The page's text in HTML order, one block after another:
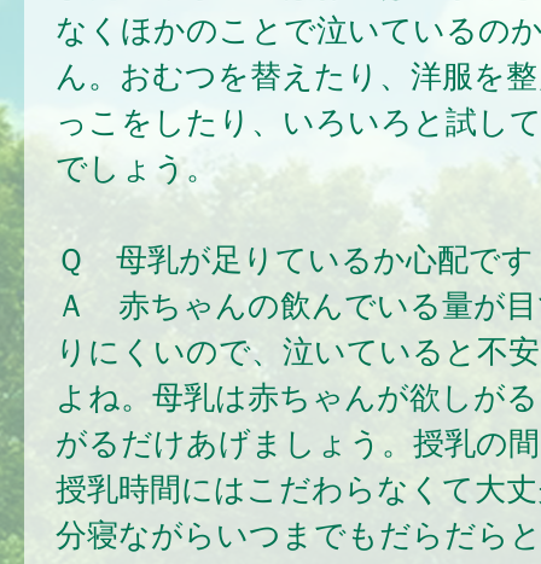
なくほかのことで泣いているの
ん。おむつを替えたり、洋服を
っこをしたり、いろいろと試し
でしょう。
Ｑ 母乳が足りているか心配です
Ａ 赤ちゃんの飲んでいる量が
りにくいので、泣いていると不
よね。母乳は赤ちゃんが欲しが
がるだけあげましょう。授乳の
授乳時間にはこだわらなくて大
分寝ながらいつまでもだらだら